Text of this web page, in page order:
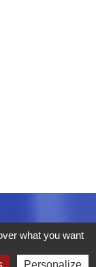
what you want
Personalize